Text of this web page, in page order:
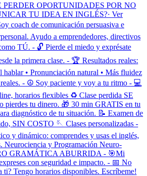
OPORTUNIDADES POR NO
TU IDEA EN INGLÉS?· Ver
coach de comunicación persuasiva e
Ayudo a emprendedores, directivos
TÚ. - 🔓 Pierde el miedo y exprésate
la primera clase. - 🏆 Resultados reales:
hablar • Pronunciación natural • Más fluidez
reales. - ☮️ Soy paciente y voy a tu ritmo - 💻
horarios flexibles ♻️ Clase perdida SE
pierdes tu dinero. 🎁 30 min GRATIS en tu
diagnóstico de tu situación. 📝 Examen de
SIN COSTO 🪡 Clases personalizadas -
y dinámico: comprendes y usas el inglés,
Neurociencia y Programación Neuro-
GRAMÁTICA ABURRIDA - 🎯Mi
con seguridad e impacto. - 📅 No
ti? Tengo horarios disponibles. Escríbeme!